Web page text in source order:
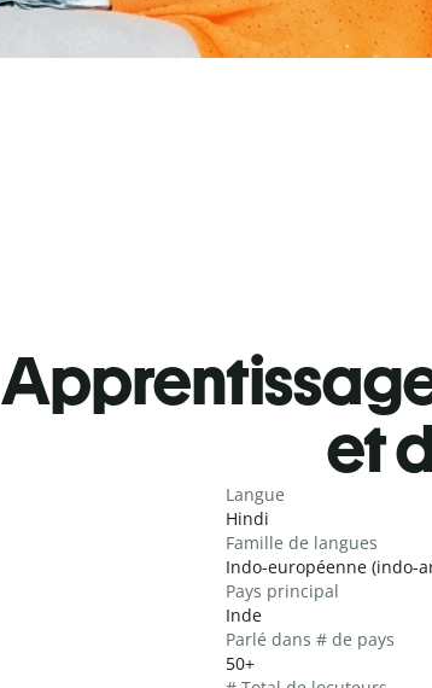
et
Langue
Hindi
Famille de langues
Indo-européenne (indo-
Pays principal
Inde
Parlé dans # de pays
50+